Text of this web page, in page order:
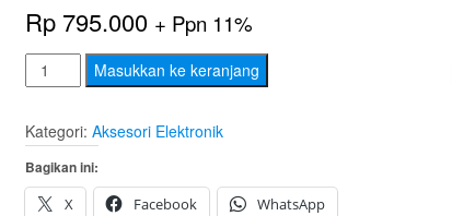
Rp 795.000 + Ppn 11%
Kuantitas
Modem
Mifi
Huawei
E5576
Masukkan ke keranjang
Kategori:Aksesori Elektronik
Bagikan ini:
X
Facebook WhatsApp